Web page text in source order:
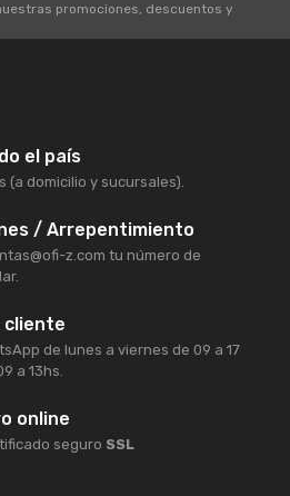
promociones, descuentos y
el país
(a domicilio y sucursales).
/ Arrepentimiento
z.com tu número de
cliente
de lunes a viernes de 09 a 17
a 13hs.
online
seguro SSL